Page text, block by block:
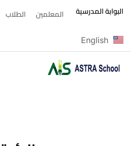
البوابة المدرسية المعلمين الطلاب
English